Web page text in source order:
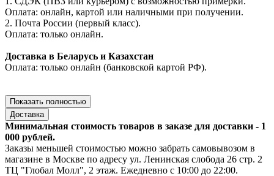
Оплата: онлайн, картой или наличными при получении.
2. Почта России (первый класс).
Оплата: только онлайн.
Доставка в Беларусь и Казахстан
Оплата: только онлайн (банковской картой РФ).
Показать полностью
Доставка
Минимальная стоимость товаров в заказе для доставки - 1
000 рублей.
Заказы меньшей стоимостью можно забрать самовывозом в
магазине в Москве по адресу ул. Ленинская слобода 26 стр. 2
ТЦ "Глобал Молл", 2 этаж. Ежедневно с 10:00 до 22:00.